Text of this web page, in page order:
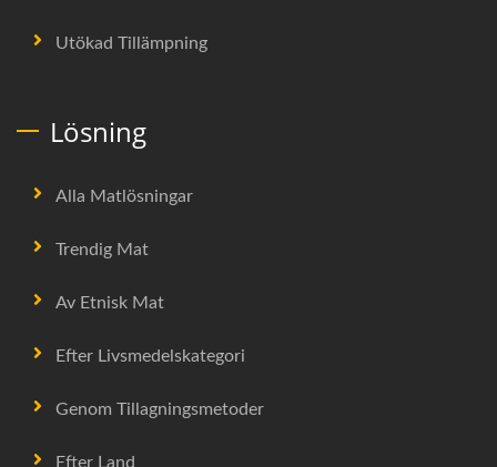
Utökad Tillämpning
Lösning
Alla Matlösningar
Trendig Mat
Av Etnisk Mat
Efter Livsmedelskategori
Genom Tillagningsmetoder
Efter Land